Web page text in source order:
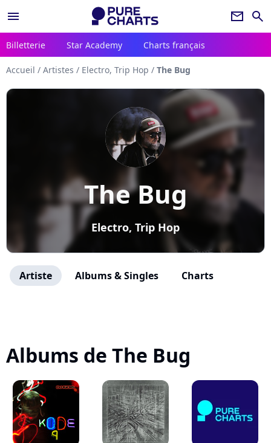
menu newsletter search
Billetterie Star Academy Charts français
Accueil / Artistes / Electro, Trip Hop / The Bug
The Bug
Electro, Trip Hop
Artiste Albums & Singles Charts
Albums de The Bug